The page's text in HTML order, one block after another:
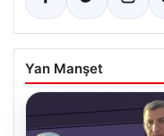
Yan Manşet